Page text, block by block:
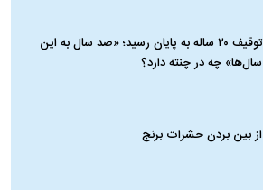
توقیف ۲۰ ساله به پایان رسید؛ «صد سال به این
سال‌ها» چه در چنته دارد؟
از بین بردن حشرات برنج